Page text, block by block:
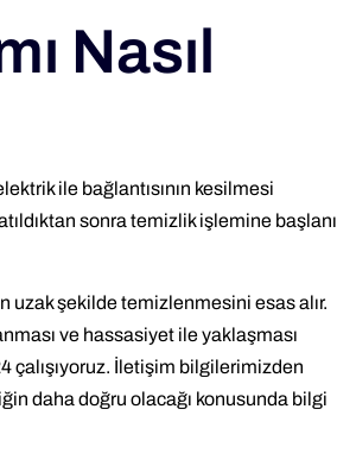
Nasıl
ile bağlantısının kesilmesi
sonra temizlik işlemine
uzak şekilde temizlenmesini esas alır.
ve hassasiyet ile yaklaşması
çalışıyoruz. İletişim bilgilerimizden
daha doğru olacağı konusunda bilgi